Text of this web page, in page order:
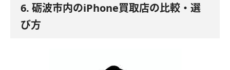
6. 砺波市内のiPhone買取店の比較・選
び方